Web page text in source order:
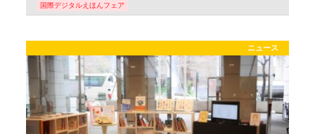
国際デジタルえほんフェア
ニュース